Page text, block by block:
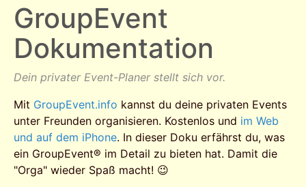
GroupEvent
Dokumentation
Dein privater Event-Planer stellt sich vor.
Mit GroupEvent.info kannst du deine privaten Events
unter Freunden organisieren. Kostenlos und im Web
und auf dem iPhone. In dieser Doku erfährst du, was
ein GroupEvent® im Detail zu bieten hat. Damit die
"Orga" wieder Spaß macht! 😉